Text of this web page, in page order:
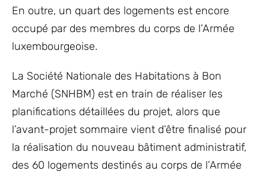
En outre, un quart des logements est encore
occupé par des membres du corps de l’Armée
luxembourgeoise.
La Société Nationale des Habitations à Bon
Marché (SNHBM) est en train de réaliser les
planifications détaillées du projet, alors que
l’avant-projet sommaire vient d’être finalisé pour
la réalisation du nouveau bâtiment administratif,
des 60 logements destinés au corps de l’Armée